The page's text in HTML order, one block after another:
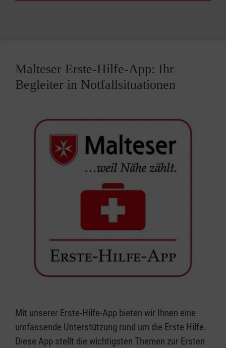
Malteser Erste-Hilfe-App: Ihr
Begleiter in Notfallsituationen
Mit unserer Erste-Hilfe-App bieten wir Ihnen eine
umfassende Unterstützung rund um die Erste Hilfe.
Diese App stellt die wichtigsten Themen zur Ersten